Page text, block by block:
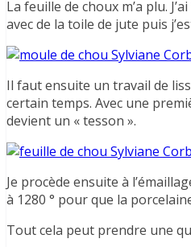
La feuille de choux m’a plu.
avec de la toile de jute puis
Il faut ensuite un travail de
certain temps. Avec une
devient un « tesson ».
Je procède ensuite à
à 1280 ° pour que la
Tout cela peut prendre une